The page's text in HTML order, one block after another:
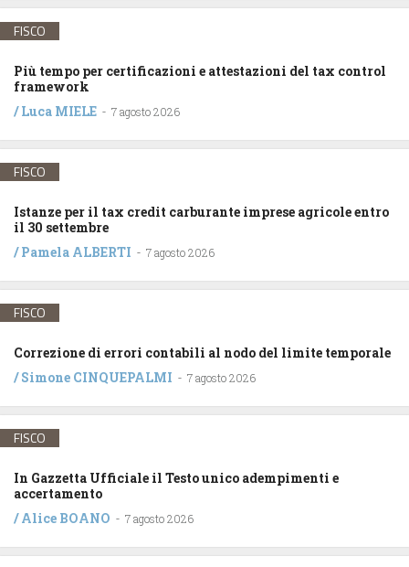
FISCO
Più tempo per certificazioni e attestazioni del tax control
framework
/Luca MIELE - 7 agosto 2026
FISCO
Istanze per il tax credit carburante imprese agricole entro
il 30 settembre
/Pamela ALBERTI - 7 agosto 2026
FISCO
Correzione di errori contabili al nodo del limite temporale
/Simone CINQUEPALMI - 7 agosto 2026
FISCO
In Gazzetta Ufficiale il Testo unico adempimenti e
accertamento
/Alice BOANO - 7 agosto 2026